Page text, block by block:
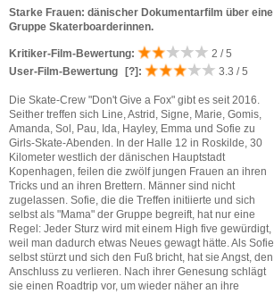
Starke Frauen: dänischer Dokumentarfilm über eine
Gruppe Skaterboarderinnen.
Kritiker-Film-Bewertung:
2 / 5
User-Film-Bewertung
[?] : 3.3 / 5
Die Skate-Crew "Don't Give a Fox" gibt es seit 2016.
Seither treffen sich Line, Astrid, Signe, Marie, Gomis,
Amanda, Sol, Pau, Ida, Hayley, Emma und Sofie zu
Girls-Skate-Abenden. In der Halle 12 in Roskilde, 30
Kilometer westlich der dänischen Hauptstadt
Kopenhagen, feilen die zwölf jungen Frauen an ihren
Tricks und an ihren Brettern. Männer sind nicht
zugelassen. Sofie, die die Treffen initiierte und sich
selbst als "Mama" der Gruppe begreift, hat nur eine
Regel: Jeder Sturz wird mit einem High five gewürdigt,
weil man dadurch etwas Neues gewagt hätte. Als Sofie
selbst stürzt und sich den Fuß bricht, hat sie Angst, den
Anschluss zu verlieren. Nach ihrer Genesung schlägt
sie einen Roadtrip vor, um wieder näher an ihre